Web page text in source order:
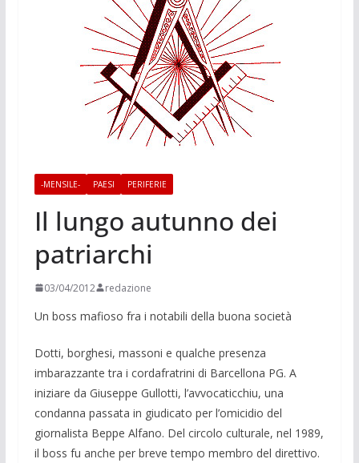
-MENSILE- PAESI PERIFERIE
Il lungo autunno dei
patriarchi
03/04/2012 redazione
Un boss mafioso fra i notabili della buona società
Dotti, borghesi, massoni e qualche presenza
imbarazzante tra i cordafratrini di Barcellona PG. A
iniziare da Giuseppe Gullotti, l’avvocaticchiu, una
condanna passata in giudicato per l’omicidio del
giornalista Beppe Alfano. Del circolo culturale, nel 1989,
il boss fu anche per breve tempo membro del direttivo.